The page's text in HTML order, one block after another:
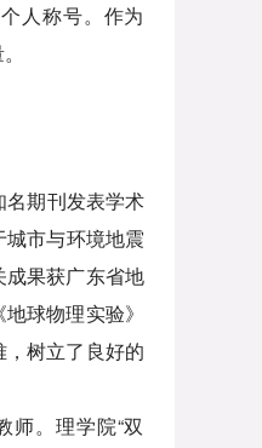
人称号。作为
期刊发表学术
市与环境地震
果获广东省地
球物理实验》
树立了良好的
师。理学院“双